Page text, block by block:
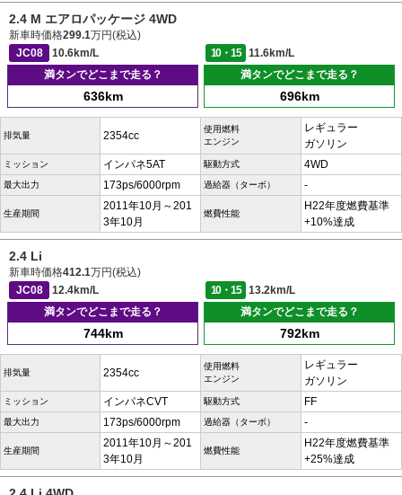
2.4 M エアロパッケージ 4WD
新車時価格299.1万円(税込)
JC08
10.6km/L 10・15
11.6km/L
満タンでどこまで走る？
636km
満タンでどこまで走る？
696km
排気量 2354cc
使用燃料
エンジン
レギュラー
ガソリン
ミッション インパネ5AT 駆動方式 4WD
最大出力 173ps/6000rpm 過給器（ターボ） -
生産期間
2011年10月～201
3年10月
燃費性能
H22年度燃費基準
+10%達成
2.4 Li
新車時価格412.1万円(税込)
JC08
12.4km/L 10・15
13.2km/L
満タンでどこまで走る？
744km
満タンでどこまで走る？
792km
排気量 2354cc
使用燃料
エンジン
レギュラー
ガソリン
ミッション インパネCVT 駆動方式 FF
最大出力 173ps/6000rpm 過給器（ターボ） -
生産期間
2011年10月～201
3年10月
燃費性能
H22年度燃費基準
+25%達成